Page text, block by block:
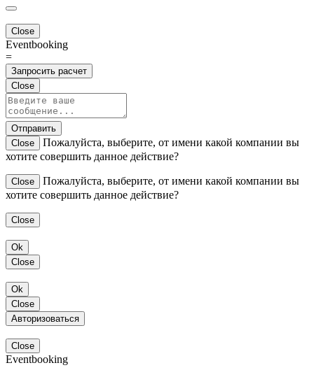
Close
Eventbooking
=
Запросить расчет
Close
Отправить
Close
Пожалуйста, выберите, от имени какой компании вы
хотите совершить данное действие?
Close
Пожалуйста, выберите, от имени какой компании вы
хотите совершить данное действие?
Close
Ok
Close
Ok
Close
Авторизоваться
Close
Eventbooking